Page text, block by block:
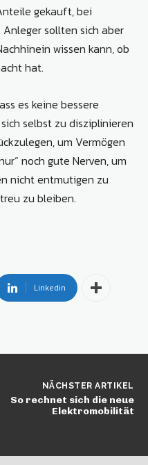
gekauft, bei
sollten sich aber
wissen kann, ob
hat.
es keine bessere
selbst zu disziplinieren
um Vermögen
noch gute Nerven, um
nicht entmutigen zu
zu bleiben.
Linkedin
NÄCHSTER ARTIKEL
So rechnet sich die neue
Elektromobilität